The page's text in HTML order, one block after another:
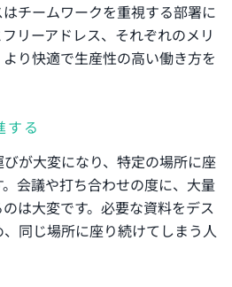
チームワークを重視する部署に
リーアドレス、それぞれのメリ
り快適で生産性の高い働き方を
する
が大変になり、特定の場所に座
会議や打ち合わせの度に、大量
は大変です。必要な資料をデス
同じ場所に座り続けてしまう人